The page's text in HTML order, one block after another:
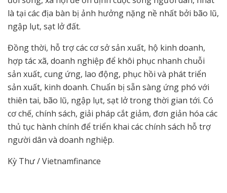
là tại các địa bàn bị ảnh hưởng nặng nề nhất bởi bão lũ,
ngập lụt, sạt lở đất.
Đồng thời, hỗ trợ các cơ sở sản xuất, hộ kinh doanh,
hợp tác xã, doanh nghiệp để khôi phục nhanh chuỗi
sản xuất, cung ứng, lao động, phục hồi và phát triển
sản xuất, kinh doanh. Chuẩn bị sẵn sàng ứng phó với
thiên tai, bão lũ, ngập lụt, sạt lở trong thời gian tới. Có
cơ chế, chính sách, giải pháp cắt giảm, đơn giản hóa các
thủ tục hành chính để triển khai các chính sách hỗ trợ
người dân và doanh nghiệp.
Kỳ Thư / Vietnamfinance